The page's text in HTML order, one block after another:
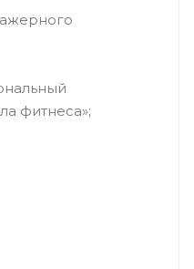
фитнеса»;